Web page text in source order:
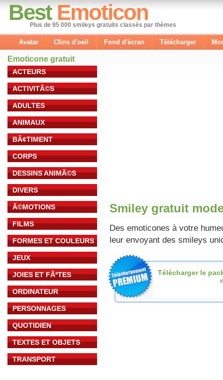
Best Emoticon
Plus de 95 000 smileys gratuits classés par thèmes
Avatar Clins d'oeil Fond d'écran Télécharger
Emoticone gratuit
ACTEURS
ACTIVITÃ©S
ADULTES
ANIMAUX
BÃ¢TIMENT
CORPS
DESSINS ANIMÃ©S
DIVERS
Ã©MOTIONS
FILMS
FORMES ET COULEURS
JEUX
JOIES ET FÃªTES
ORDINATEUR
PERSONNAGES
QUOTIDIEN
TEXTES ET OBJETS
TRANSPORT
Smiley gratuit
Des emoticones à votre
leur envoyant des smileys
Télécharger le